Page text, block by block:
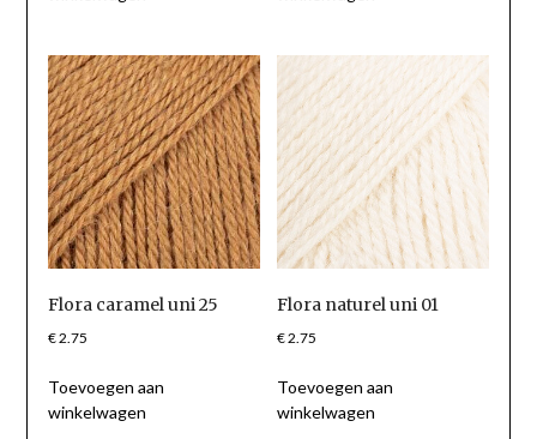
Flora caramel uni 25
€2.75
Toevoegen aan
winkelwagen
Flora naturel uni 01
€2.75
Toevoegen aan
winkelwagen